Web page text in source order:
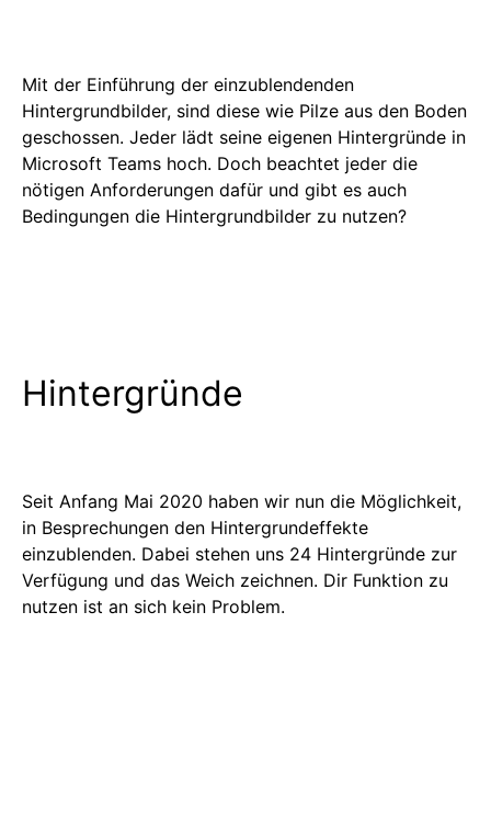
Mit der Einführung der einzublendenden
Hintergrundbilder, sind diese wie Pilze aus den Boden
geschossen. Jeder lädt seine eigenen Hintergründe in
Microsoft Teams hoch. Doch beachtet jeder die
nötigen Anforderungen dafür und gibt es auch
Bedingungen die Hintergrundbilder zu nutzen?
Hintergründe
Seit Anfang Mai 2020 haben wir nun die Möglichkeit,
in Besprechungen den Hintergrundeffekte
einzublenden. Dabei stehen uns 24 Hintergründe zur
Verfügung und das Weich zeichnen. Dir Funktion zu
nutzen ist an sich kein Problem.